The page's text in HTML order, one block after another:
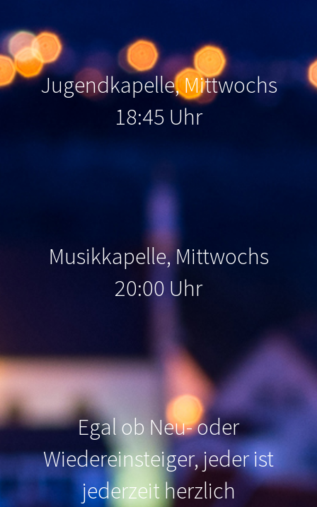
Jugendkapelle, Mittwochs
18:45 Uhr
Musikkapelle, Mittwochs
20:00 Uhr
Egal ob Neu- oder
Wiedereinsteiger, jeder ist
jederzeit herzlich